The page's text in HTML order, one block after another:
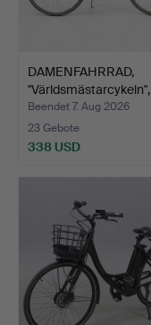
DAMENFAHRRAD,
"Världsmästarcykeln",
Cresce…
Beendet 7. Aug 2026
23 Gebote
338 USD